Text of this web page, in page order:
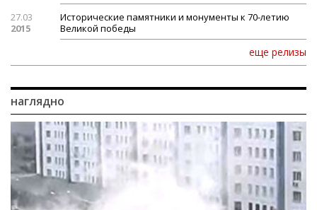
27.03
2015
Исторические памятники и монументы к 70-летию
Великой победы
еще релизы
наглядно